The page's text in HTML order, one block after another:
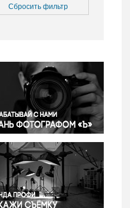
Медицина
Окружающая среда
Политика
Правосудие
Происшествия и конфликты
Религия
Светская жизнь
Спорт
Экология
Экономика и бизнес
Сбросить фильтр